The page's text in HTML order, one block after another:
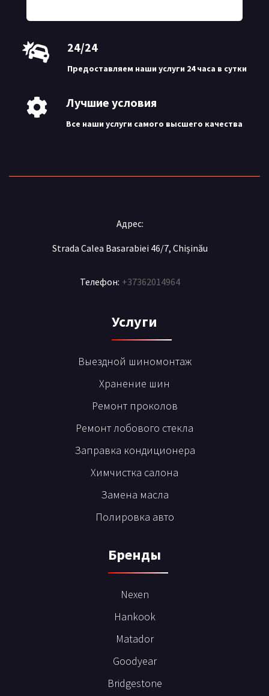
24/24
Предоставляем наши услуги 24 часа в сутки
Лучшие условия
Все наши услуги самого высшего качества
Адрес:
Strada Calea Basarabiei 46/7, Chișinău
Телефон: +37362014964
Услуги
Выездной шиномонтаж
Хранение шин
Ремонт проколов
Ремонт лобового стекла
Заправка кондиционера
Химчистка салона
Замена масла
Полировка авто
Бренды
Nexen
Hankook
Matador
Goodyear
Bridgestone